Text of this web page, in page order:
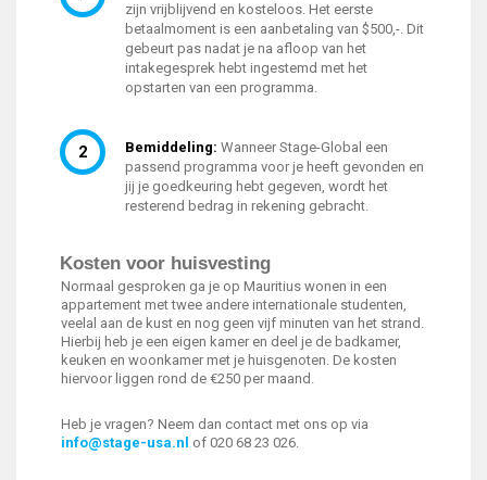
zijn vrijblijvend en kosteloos. Het eerste
betaalmoment is een aanbetaling van $500,-. Dit
gebeurt pas nadat je na afloop van het
intakegesprek hebt ingestemd met het
opstarten van een programma.
Bemiddeling: Wanneer Stage-Global een
passend programma voor je heeft gevonden en
jij je goedkeuring hebt gegeven, wordt het
resterend bedrag in rekening gebracht.
Kosten voor huisvesting
Normaal gesproken ga je op Mauritius wonen in een
appartement met twee andere internationale studenten,
veelal aan de kust en nog geen vijf minuten van het strand.
Hierbij heb je een eigen kamer en deel je de badkamer,
keuken en woonkamer met je huisgenoten. De kosten
hiervoor liggen rond de €250 per maand.
Heb je vragen? Neem dan contact met ons op via
info@stage-usa.nl of 020 68 23 026.